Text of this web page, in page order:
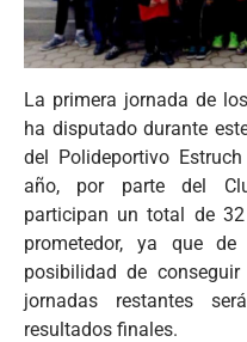
La primera jornada de
ha disputado durante
del Polideportivo
año, por parte del
participan un total de
prometedor, ya que
posibilidad de
jornadas restantes
resultados finales.